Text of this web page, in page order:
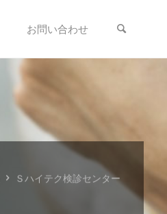
お問い合わせ
Ｓハイテク検診センター